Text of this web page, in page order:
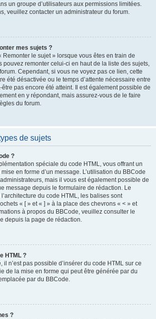
un groupe d’utilisateurs aux permissions limitées.
veuillez contacter un administrateur du forum.
mes sujets ?
Remonter le sujet » lorsque vous êtes en train de
pouvez remonter celui-ci en haut de la liste des sujets,
Cependant, si vous ne voyez pas ce lien, cette
été désactivée ou le temps d’attente nécessaire entre
être pas encore été atteint. Il est également possible de
en y répondant, mais assurez-vous de le faire
du forum.
de sujets
?
spéciale du code HTML, vous offrant un
en forme d’un message. L’utilisation du BBCode
mais il vous est également possible de
message depuis le formulaire de rédaction. Le
du code HTML, les balises sont
« [ » et « ] » à la place des chevrons « < » et
à propos du BBCode, veuillez consulter le
depuis la page de rédaction.
HTML ?
il n’est pas possible d’insérer du code HTML sur ce
de la mise en forme qui peut être générée par du
par du BBCode.
?